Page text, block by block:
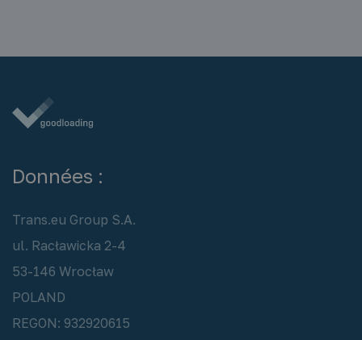
Données :
Trans.eu Group S.A.
ul. Racławicka 2-4
53-146 Wrocław
POLAND
REGON: 932920615